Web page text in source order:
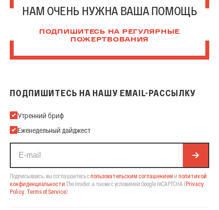
НАМ ОЧЕНЬ НУЖНА ВАША ПОМОЩЬ
ПОДПИШИТЕСЬ НА РЕГУЛЯРНЫЕ
ПОЖЕРТВОВАНИЯ
ПОДПИШИТЕСЬ НА НАШУ EMAIL-РАССЫЛКУ
Подпишитесь на нашу Email-рассылку
Утренний бриф
Еженедельный дайджест
Подписываясь, вы соглашаетесь спользовательским соглашением и политикой
конфиденциальности The Insider, а также с условиями Google reCAPTCHA (Privacy
Policy Terms of Service).